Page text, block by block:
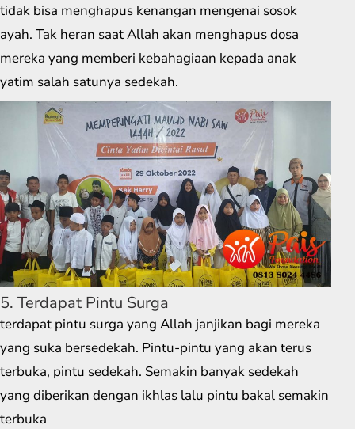
tidak bisa menghapus kenangan mengenai sosok
ayah. Tak heran saat Allah akan menghapus dosa
mereka yang memberi kebahagiaan kepada anak
yatim salah satunya sedekah.
5. Terdapat Pintu Surga
terdapat pintu surga yang Allah janjikan bagi mereka
yang suka bersedekah. Pintu-pintu yang akan terus
terbuka, pintu sedekah. Semakin banyak sedekah
yang diberikan dengan ikhlas lalu pintu bakal semakin
terbuka